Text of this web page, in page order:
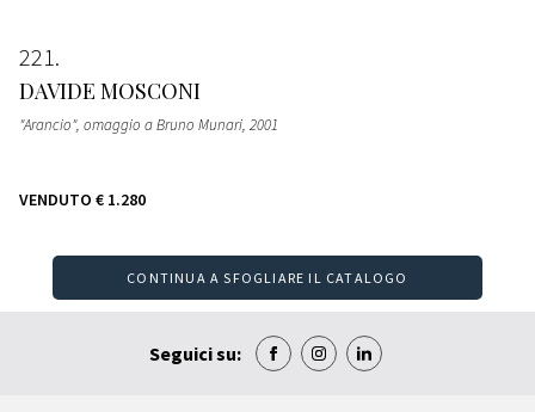
221
DAVIDE MOSCONI
"Arancio", omaggio a Bruno Munari, 2001
VENDUTO € 1.280
CONTINUA A SFOGLIARE IL CATALOGO
Seguici su: